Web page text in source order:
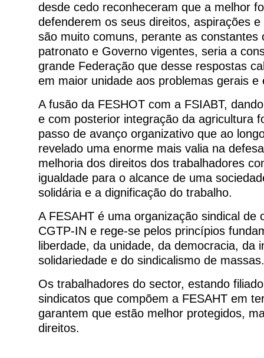
desde cedo reconheceram que a melhor
defenderem os seus direitos, aspirações
são muito comuns, perante as constantes
patronato e Governo vigentes, seria a
grande Federação que desse respostas
em maior unidade aos problemas gerais e
A fusão da FESHOT com a FSIABT,
e com posterior integração da agricultura
passo de avanço organizativo que ao
revelado uma enorme mais valia na
melhoria dos direitos dos trabalhadores
igualdade para o alcance de uma
solidária e a dignificação do trabalho.
A FESAHT é uma organização sindical de
CGTP-IN e rege-se pelos princípios
liberdade, da unidade, da democracia, da
solidariedade e do sindicalismo de massas.
Os trabalhadores do sector, estando
sindicatos que compõem a FESAHT em
garantem que estão melhor protegidos,
direitos.